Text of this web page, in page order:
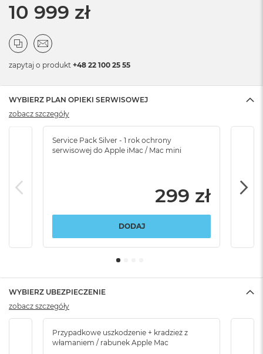
10 999 zł
zapytaj o produkt +48 22 100 25 55
WYBIERZ PLAN OPIEKI SERWISOWEJ
Service Pack Silver - 1 rok ochrony
serwisowej do Apple iMac / Mac mini
299 zł
DODAJ
zobacz szczegóły
WYBIERZ UBEZPIECZENIE
Przypadkowe uszkodzenie + kradzież z
włamaniem / rabunek Apple Mac
zobacz szczegóły